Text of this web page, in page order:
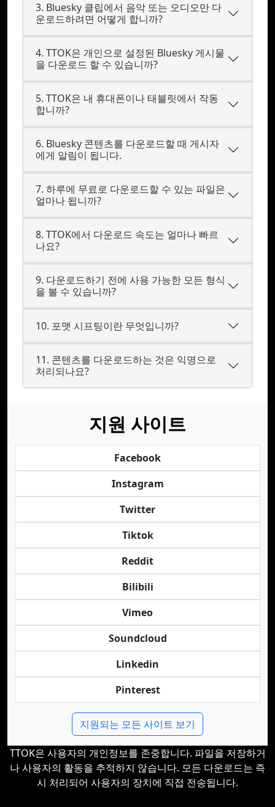
3. Bluesky 클립에서 음악 또는 오디오만 다
운로드하려면 어떻게 합니까?
4. TTOK은 개인으로 설정된 Bluesky 게시물
을 다운로드 할 수 있습니까?
5. TTOK은 내 휴대폰이나 태블릿에서 작동
합니까?
6. Bluesky 콘텐츠를 다운로드할 때 게시자
에게 알림이 됩니다.
7. 하루에 무료로 다운로드할 수 있는 파일은
얼마나 됩니까?
8. TTOK에서 다운로드 속도는 얼마나 빠르
나요?
9. 다운로드하기 전에 사용 가능한 모든 형식
을 볼 수 있습니까?
10. 포맷 시프팅이란 무엇입니까?
11. 콘텐츠를 다운로드하는 것은 익명으로
처리되나요?
지원 사이트
Facebook
Instagram
Twitter
Tiktok
Reddit
Bilibili
Vimeo
Soundcloud
Linkedin
Pinterest
지원되는 모든 사이트 보기
TTOK은 사용자의 개인정보를 존중합니다. 파일을 저장하거
나 사용자의 활동을 추적하지 않습니다. 모든 다운로드는 즉
시 처리되어 사용자의 장치에 직접 전송됩니다.